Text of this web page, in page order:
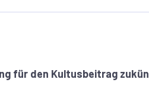
für den Kultusbeitrag